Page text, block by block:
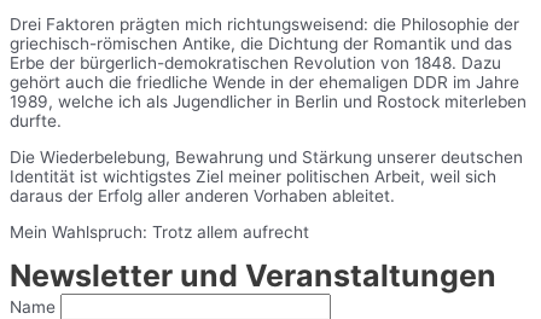
Drei Faktoren prägten mich richtungsweisend: die Philosophie der
griechisch-römischen Antike, die Dichtung der Romantik und das
Erbe der bürgerlich-demokratischen Revolution von 1848. Dazu
gehört auch die friedliche Wende in der ehemaligen DDR im Jahre
1989, welche ich als Jugendlicher in Berlin und Rostock miterleben
durfte.
Die Wiederbelebung, Bewahrung und Stärkung unserer deutschen
Identität ist wichtigstes Ziel meiner politischen Arbeit, weil sich
daraus der Erfolg aller anderen Vorhaben ableitet.
Mein Wahlspruch: Trotz allem aufrecht
Newsletter und Veranstaltungen
Name